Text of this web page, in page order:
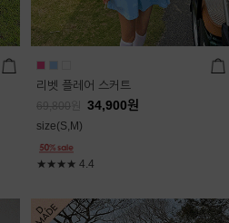
리벳 플레어 스커트
69,800 34,900원
size(S,M)
★★★★ 4.4